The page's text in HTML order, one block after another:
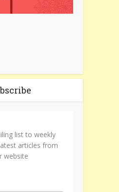
list to weekly
articles from
website